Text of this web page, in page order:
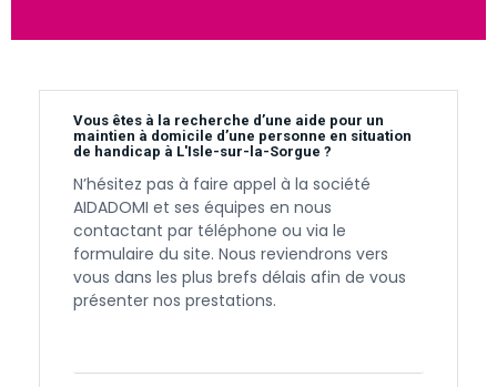
Vous êtes à la recherche d’une aide pour un
maintien à domicile d’une personne en situation
de handicap à L'Isle-sur-la-Sorgue ?
N’hésitez pas à faire appel à la société
AIDADOMI et ses équipes en nous
contactant par téléphone ou via le
formulaire du site. Nous reviendrons vers
vous dans les plus brefs délais afin de vous
présenter nos prestations.